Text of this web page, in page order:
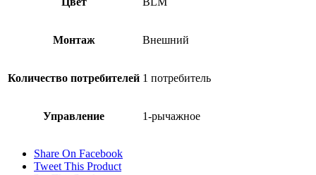
Монтаж Внешний
Количество потребителей 1 потребитель
Управление 1-рычажное
Share On Facebook
Tweet This Product